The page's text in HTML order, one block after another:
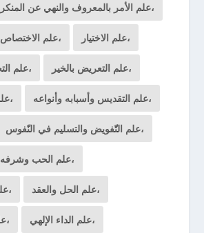
علم الأمر بالمعروف والنهي عن المنكر،
علم الاختصاص، علم الاختيار،
علم التجانس بين الأشياء، علم التعريض بالخير،
علم التعظيم الكوني، علم التقديس وأسبابه وأنواعه،
علم التّفويض والتسليم في النّفوس،
علم الحب وشرفه وأصناف المحبّين،
علم الحلال والحرام، علم الحل والعقد،
علم الخوف والحذر، علم الداء الإلهي،